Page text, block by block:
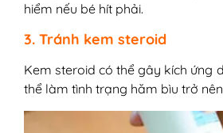
hiểm nếu bé hít phải.
3. Tránh kem steroid
Kem steroid có thể gây kích ứng
thể làm tình trạng hăm bìu trở